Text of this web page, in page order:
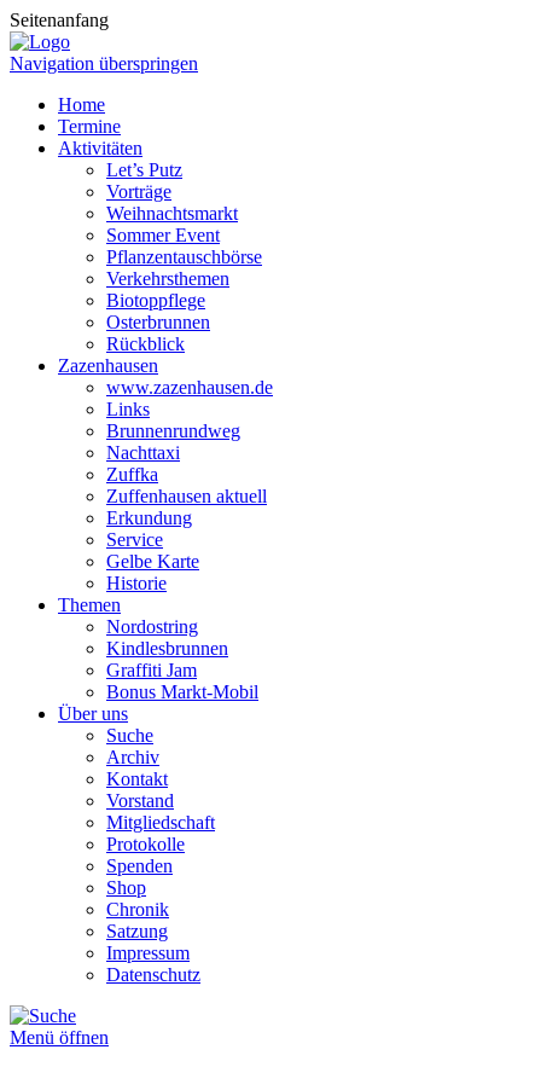
Seitenanfang
Navigation überspringen
Home
Termine
Aktivitäten
Let’s Putz
Vorträge
Weihnachtsmarkt
Sommer Event
Pflanzentauschbörse
Verkehrsthemen
Biotoppflege
Osterbrunnen
Rückblick
Zazenhausen
www.zazenhausen.de
Links
Brunnenrundweg
Nachttaxi
Zuffka
Zuffenhausen aktuell
Erkundung
Service
Gelbe Karte
Historie
Themen
Nordostring
Kindlesbrunnen
Graffiti Jam
Bonus Markt-Mobil
Über uns
Suche
Archiv
Kontakt
Vorstand
Mitgliedschaft
Protokolle
Spenden
Shop
Chronik
Satzung
Impressum
Datenschutz
Menü öffnen